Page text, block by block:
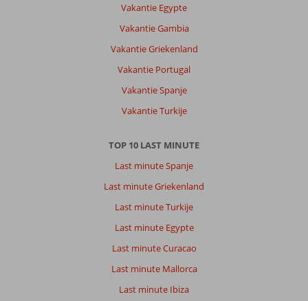
Vakantie Egypte
Vakantie Gambia
Vakantie Griekenland
Vakantie Portugal
Vakantie Spanje
Vakantie Turkije
TOP 10 LAST MINUTE
Last minute Spanje
Last minute Griekenland
Last minute Turkije
Last minute Egypte
Last minute Curacao
Last minute Mallorca
Last minute Ibiza